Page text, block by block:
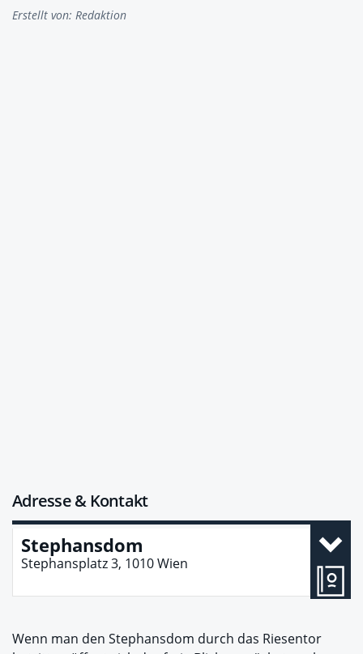
Erstellt von: Redaktion
Adresse & Kontakt
Stephansdom
Stephansplatz 3, 1010 Wien
Wenn man den Stephansdom durch das Riesentor